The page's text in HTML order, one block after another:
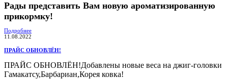
Рады представить Вам новую ароматизированную
прикормку!
Подробнее
11.08.2022
ПРАЙС ОБНОВЛЁН!
ПРАЙС ОБНОВЛЁН!Добавлены новые веса на джиг-головки
Гамакатсу,Барбариан,Корея ковка!